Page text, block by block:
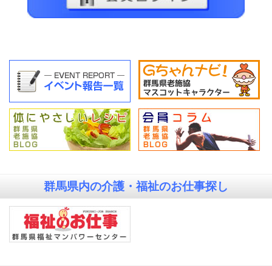
群馬県内の介護・福祉のお仕事探し